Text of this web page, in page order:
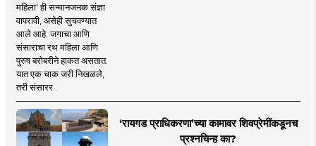
महिला' ही सन्मानजनक संज्ञा
वापरावी, असेही सुचवण्यात
आले आहे. जगाचा आणि
संसाराचा रथ महिला आणि
पुरुष बरोबरीने हाकत असतात.
यात एक चाक जरी निखळले,
तरी संसारर..
‘रायगड प्राधिकरणा’च्या कामावर शिवप्रेमींकडूनच
प्रश्नचिन्ह का?